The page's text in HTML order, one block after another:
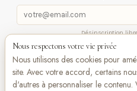
Désinscription
iqitlinksmanager module
Nous respectons votre vie privée
Nous utilisons des cookies pour
site. Avec votre accord, certains
d'autres à personnaliser le